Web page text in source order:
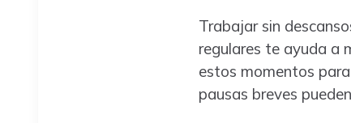
Trabajar sin
regulares te ayuda a
estos momentos
pausas breves